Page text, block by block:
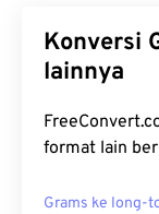
Konversi
lainnya
format lain
Grams ke long-